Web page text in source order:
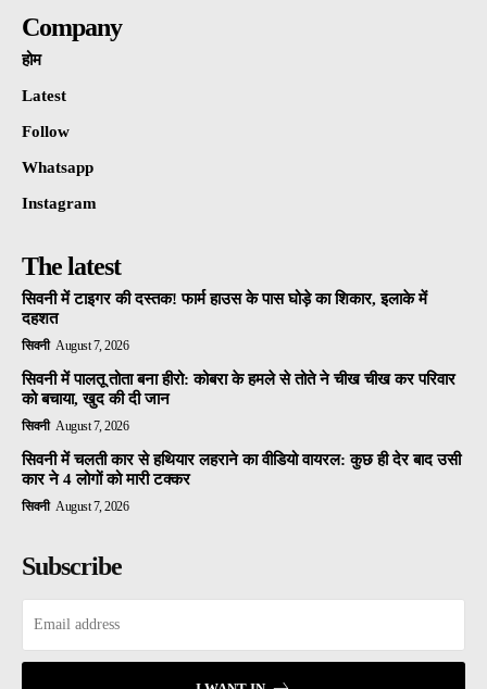
Company
होम
Latest
Follow
Whatsapp
Instagram
The latest
सिवनी में टाइगर की दस्तक! फार्म हाउस के पास घोड़े का शिकार, इलाके में
दहशत
सिवनी August 7, 2026
सिवनी में पालतू तोता बना हीरो: कोबरा के हमले से तोते ने चीख चीख कर परिवार
को बचाया, खुद की दी जान
सिवनी August 7, 2026
सिवनी में चलती कार से हथियार लहराने का वीडियो वायरल: कुछ ही देर बाद उसी
कार ने 4 लोगों को मारी टक्कर
सिवनी August 7, 2026
Subscribe